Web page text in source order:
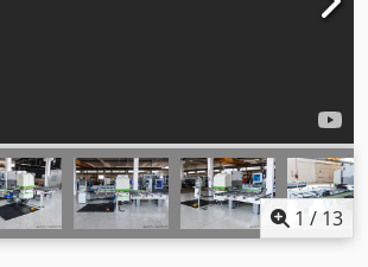
1 / 13